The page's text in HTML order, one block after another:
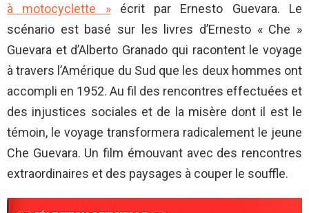
à motocyclette »écrit par Ernesto Guevara. Le
scénario est basé sur les livres d’Ernesto « Che »
Guevara et d’Alberto Granado qui racontent le voyage
à travers l’Amérique du Sud que les deux hommes ont
accompli en 1952. Au fil des rencontres effectuées et
des injustices sociales et de la misère dont il est le
témoin, le voyage transformera radicalement le jeune
Che Guevara. Un film émouvant avec des rencontres
extraordinaires et des paysages à couper le souffle.